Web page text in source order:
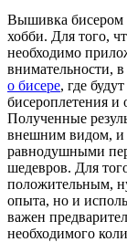
Вышивка бисером
хобби. Для того,
необходимо
внимательности,
о бисере, где
бисероплетения и
Полученные
внешним видом, и
равнодушными
шедевров. Для
положительным,
опыта, но и
важен
необходимого